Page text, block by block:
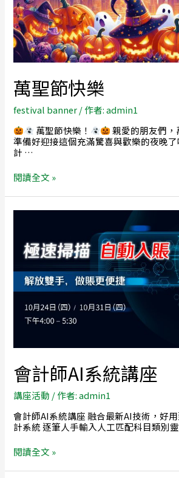
萬聖節快樂
festival banner/ 作者:admin1
萬聖節快樂！
親愛的朋友們
準備好迎接這個充滿驚喜與歡樂的夜晚了
計 …
閱讀全文 »
會計師AI系統講座
講座活動 / 作者:admin1
會計師AI系統講座 融合最新AI技術，好
計系統 逐筆人手輸入人工匹配科目類別
閱讀全文 »